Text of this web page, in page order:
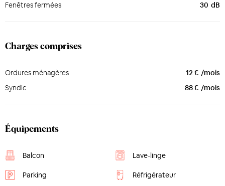
Fenêtres fermées
30 dB
Charges comprises
Ordures ménagères 12 € /mois
Syndic
88 € /mois
Équipements
Balcon Lave-linge
Parking Réfrigérateur